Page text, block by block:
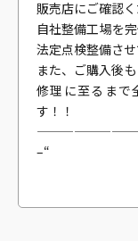
販売店にご確認く
自社整備工場を
法定点検整備さ
また、ご購入後
修理に至るまで
す！！
–“